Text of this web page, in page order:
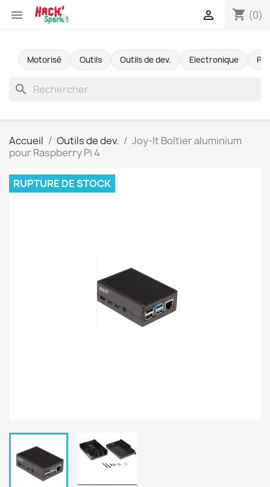
 shopping_cart (0)

Motorisé Outils Outils de dev. Electronique
search
Accueil Outils de dev.
Joy-It Boîtier aluminium
pour Raspberry Pi 4
RUPTURE DE STOCK